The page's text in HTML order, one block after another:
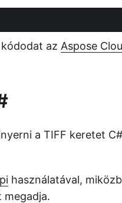
az Aspose
a TIFF keretet
használatával,
megadja.